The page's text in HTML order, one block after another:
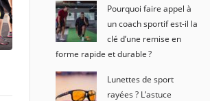
Pourquoi faire appel à
un coach sportif est-il la
clé d’une remise en
forme rapide et durable ?
Lunettes de sport
rayées ? L’astuce